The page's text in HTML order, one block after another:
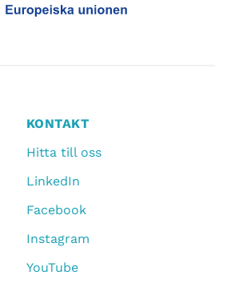
KONTAKT
Hitta till oss
LinkedIn
Facebook
Instagram
YouTube